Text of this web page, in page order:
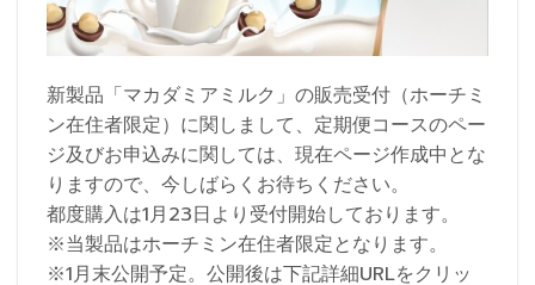
新製品「マカダミアミルク」の販売受付（ホーチミ
ン在住者限定）に関しまして、定期便コースのペー
ジ及びお申込みに関しては、現在ページ作成中とな
りますので、今しばらくお待ちください。
都度購入は1月23日より受付開始しております。
※当製品はホーチミン在住者限定となります。
※1月末公開予定。公開後は下記詳細URLをクリッ